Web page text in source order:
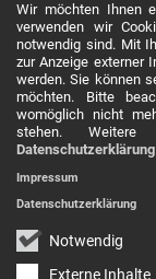
Wir möchten Ihnen
verwenden wir
notwendig sind. Mit
zur Anzeige externer
werden. Sie können
möchten. Bitte
womöglich nicht
stehen.
Datenschutzerklärung
Notwendig
Externe Inhalte
Impressum
Datenschutzerklärung